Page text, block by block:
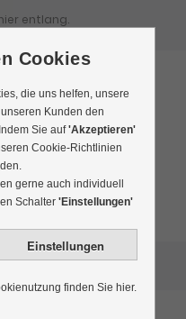
entlang.
Cookies
die uns helfen, unsere
Kunden den
Sie auf'Akzeptieren'
Cookie-Richtlinien
gerne auch individuell
Schalter 'Einstellungen'
finden Sie hier.